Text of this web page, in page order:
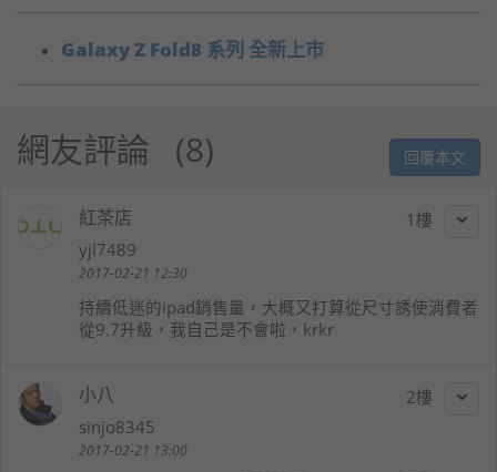
Galaxy Z Fold8 系列 全新上市
網友評論 8 回覆本文
1
紅茶店
yjl7489
2017-02-21 12:30
持續低迷的ipad銷售量，大概又打算從尺寸誘使消費者
從9.7升級，我自己是不會啦，krkr
2
小八
sinjo8345
2017-02-21 13:00